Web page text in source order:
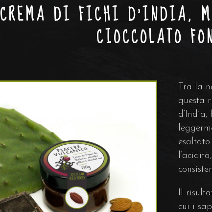
CREMA DI FICHI D’INDIA,
CIOCCOLATO
Tra la
questa
Il
cui i